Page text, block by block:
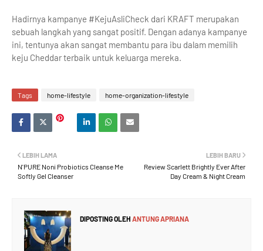
Hadirnya kampanye #KejuAsliCheck dari KRAFT merupakan
sebuah langkah yang sangat positif. Dengan adanya kampanye
ini, tentunya akan sangat membantu para ibu dalam memilih
keju Cheddar terbaik untuk keluarga mereka.
Tags home-lifestyle home-organization-lifestyle
LEBIH BARU
Review Scarlett Brightly Ever After
Day Cream & Night Cream
LEBIH LAMA
N'PURE Noni Probiotics Cleanse Me
Softly Gel Cleanser
DIPOSTING OLEH ANTUNG APRIANA